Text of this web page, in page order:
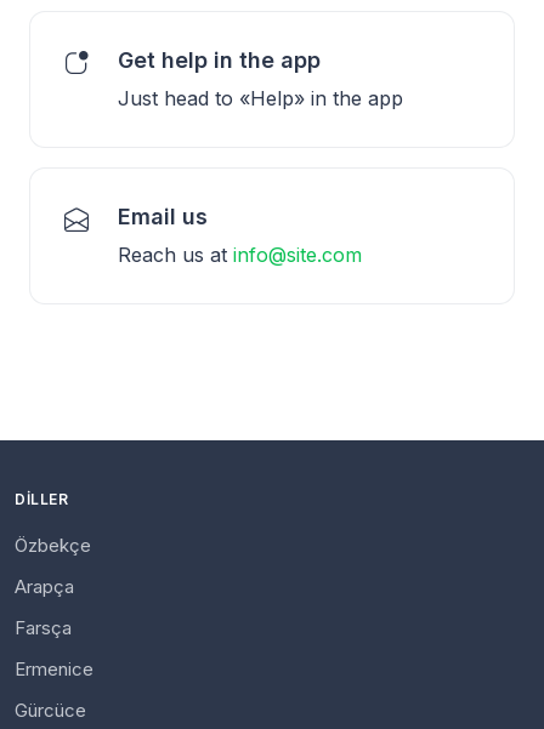
Get help in the app
Just head to «Help» in the app
Email us
Reach us at info@site.com
DILLER
Özbekçe
Arapça
Farsça
Ermenice
Gürcüce